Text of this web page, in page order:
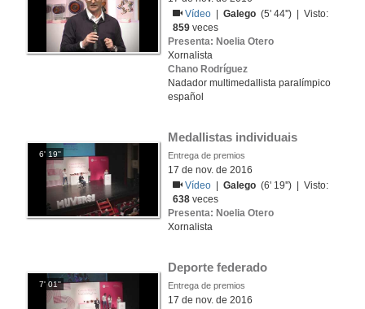
Vídeo
|Galego (5' 44'') | Visto:
859 veces
Presenta: Noelia Otero
Xornalista
Chano Rodríguez
Nadador multimedallista paralímpico
español
6' 19''
Medallistas individuais
Entrega de premios
17 de nov. de 2016
Vídeo
|Galego (6' 19'') | Visto:
638 veces
Presenta: Noelia Otero
Xornalista
7' 01''
Deporte federado
Entrega de premios
17 de nov. de 2016